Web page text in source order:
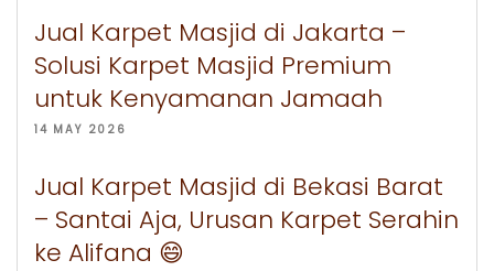
Jual Karpet Masjid di Jakarta –
Solusi Karpet Masjid Premium
untuk Kenyamanan Jamaah
14 MAY 2026
Jual Karpet Masjid di Bekasi Barat
– Santai Aja, Urusan Karpet Serahin
ke Alifana 😄